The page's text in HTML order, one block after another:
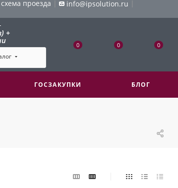
проезда | info@ipsolution.ru |
+
0 0 0
ГОСЗАКУПКИ БЛОГ